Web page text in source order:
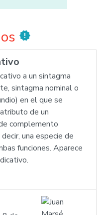
new_releases
a un sintagma
sintagma nominal o
en el que se
de un
complemento
una especie de
funciones. Aparece